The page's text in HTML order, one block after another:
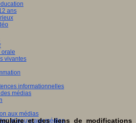
ans
orale
vivantes
informationnelles
médias
aux médias
et nouveaux médias
et des liens de modifications